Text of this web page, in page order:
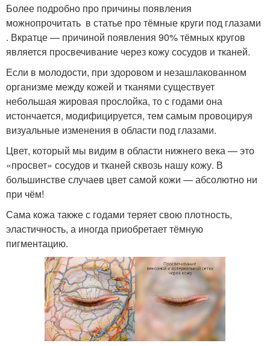
Более подробно про причины появления
можнопрочитать в статье про тёмные круги под глазами
. Вкратце — причиной появления 90% тёмных кругов
является просвечивание через кожу сосудов и тканей.
Если в молодости, при здоровом и незашлакованном
организме между кожей и тканями существует
небольшая жировая прослойка, то с годами она
истончается, модифицируется, тем самым провоцируя
визуальные изменения в области под глазами.
Цвет, который мы видим в области нижнего века — это
«просвет» сосудов и тканей сквозь нашу кожу. В
большинстве случаев цвет самой кожи — абсолютно ни
при чём!
Сама кожа также с годами теряет свою плотность,
эластичность, а иногда приобретает тёмную
пигментацию.